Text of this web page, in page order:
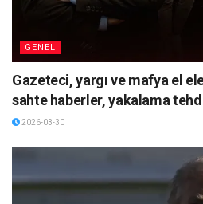
GENEL
Gazeteci, yargı ve mafya el
sahte haberler, yakalama
2026-03-30